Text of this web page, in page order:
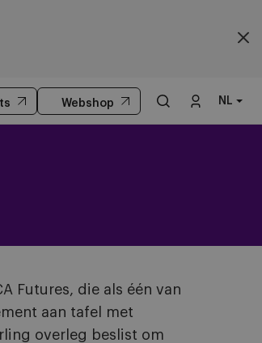
Webshop NL
Futures, die als één van
aan tafel met
overleg beslist om